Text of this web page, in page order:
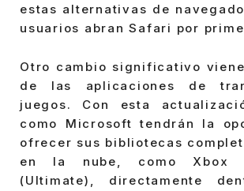
estas alternativas de
usuarios abran Safari por
Otro cambio significativo
de las aplicaciones de
juegos. Con esta
como Microsoft tendrán la
ofrecer sus bibliotecas
en la nube, como Xbox
(Ultimate), directamente